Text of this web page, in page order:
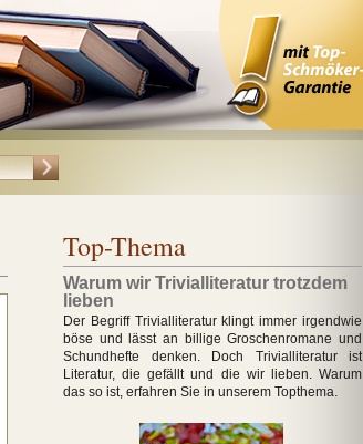
Top-Thema
Warum wir Trivialliteratur trotzdem
lieben
Der Begriff Trivialliteratur klingt immer irgendwie
böse und lässt an billige Groschenromane und
Schundhefte denken. Doch Trivialliteratur ist
Literatur, die gefällt und die wir lieben. Warum
das so ist, erfahren Sie in unserem Topthema.